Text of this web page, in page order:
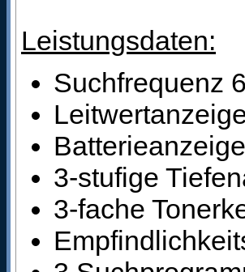
Leistungsdaten:
Suchfrequenz
Batterieanzeige
3-stufige
3-fache